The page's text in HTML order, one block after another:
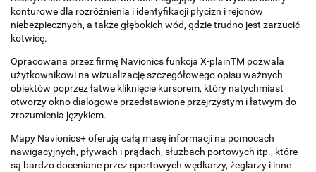
konturowe dla rozróżnienia i identyfikacji płycizn i rejonów
niebezpiecznych, a także głębokich wód, gdzie trudno jest zarzucić
kotwicę.
Opracowana przez firmę Navionics funkcja X-plainTM pozwala
użytkownikowi na wizualizację szczegółowego opisu ważnych
obiektów poprzez łatwe kliknięcie kursorem, który natychmiast
otworzy okno dialogowe przedstawione przejrzystym i łatwym do
zrozumienia językiem.
Mapy Navionics+ oferują całą masę informacji na pomocach
nawigacyjnych, pływach i prądach, służbach portowych itp., które
są bardzo doceniane przez sportowych wędkarzy, żeglarzy i inne